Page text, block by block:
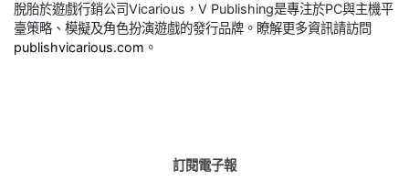
脫胎於遊戲行銷公司Vicarious，V Publishing是專注於PC與主機平
臺策略、模擬及角色扮演遊戲的發行品牌。瞭解更多資訊請訪問
publishvicarious.com 。
訂閱電子報